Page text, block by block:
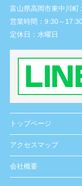
富山県高岡市東中川町
営業時間： 9:30～
定休日： 水曜日
トップページ
アクセスマップ
会社概要